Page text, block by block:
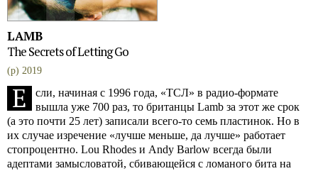
LAMB
The Secrets of Letting Go
(p) 2019
Е
сли, начиная с 1996 года, «ТСЛ» в радио-формате
вышла уже 700 раз, то британцы Lamb за этот же срок
(а это почти 25 лет) записали всего-то семь пластинок. Но в
их случае изречение «лучше меньше, да лучше» работает
стопроцентно. Lou Rhodes и Andy Barlow всегда были
адептами замысловатой, сбивающейся с ломаного бита на